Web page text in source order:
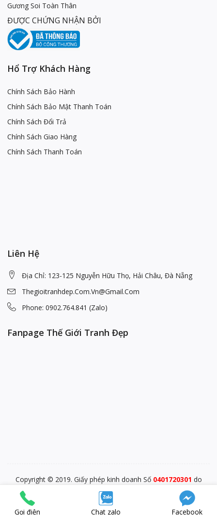
Gương Soi Toàn Thân
ĐƯỢC CHỨNG NHẬN BỞI
Hổ Trợ Khách Hàng
Chính Sách Bảo Hành
Chính Sách Bảo Mật Thanh Toán
Chính Sách Đổi Trả
Chính Sách Giao Hàng
Chính Sách Thanh Toán
Liên Hệ
Địa Chỉ: 123-125 Nguyễn Hữu Thọ, Hải Châu, Đà Nẵng
Thegioitranhdep.com.vn@gmail.com
Phone: 0902.764.841 (Zalo)
Fanpage Thế Giới Tranh Đẹp
Copyright © 2019. Giấy phép kinh doanh Số 0401720301 do
PĐKKD Sở KHĐT TP. Đà Nẵng cấp ngày 28/12/2015
Gọi điện Chat zalo Facebook
blp-market SEO Test Anchor Visit W3Schools